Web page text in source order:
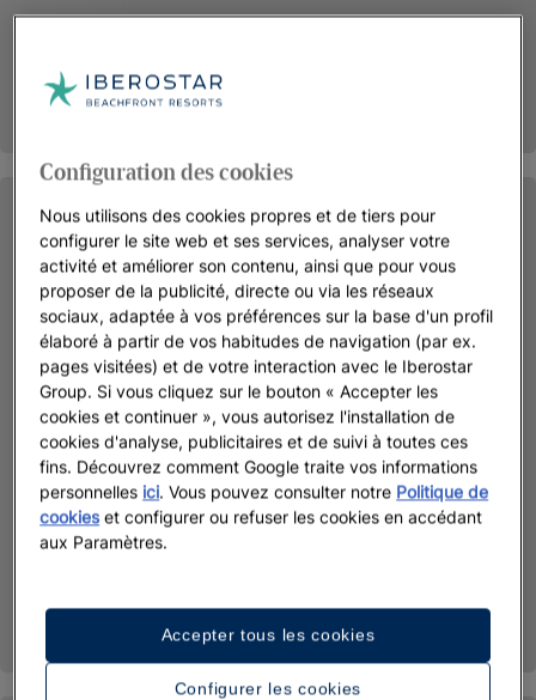
Configuration des cookies
Nous utilisons des cookies propres et de tiers pour
configurer le site web et ses services, analyser votre
activité et améliorer son contenu, ainsi que pour vous
proposer de la publicité, directe ou via les réseaux
sociaux, adaptée à vos préférences sur la base d'un profil
élaboré à partir de vos habitudes de navigation (par ex.
pages visitées) et de votre interaction avec le Iberostar
Group. Si vous cliquez sur le bouton « Accepter les
cookies et continuer », vous autorisez l'installation de
cookies d'analyse, publicitaires et de suivi à toutes ces
fins. Découvrez comment Google traite vos informations
personnelles ici. Vous pouvez consulter notre Politique de
cookies et configurer ou refuser les cookies en accédant
aux Paramètres.
Configurer les cookies
Accepter tous les cookies